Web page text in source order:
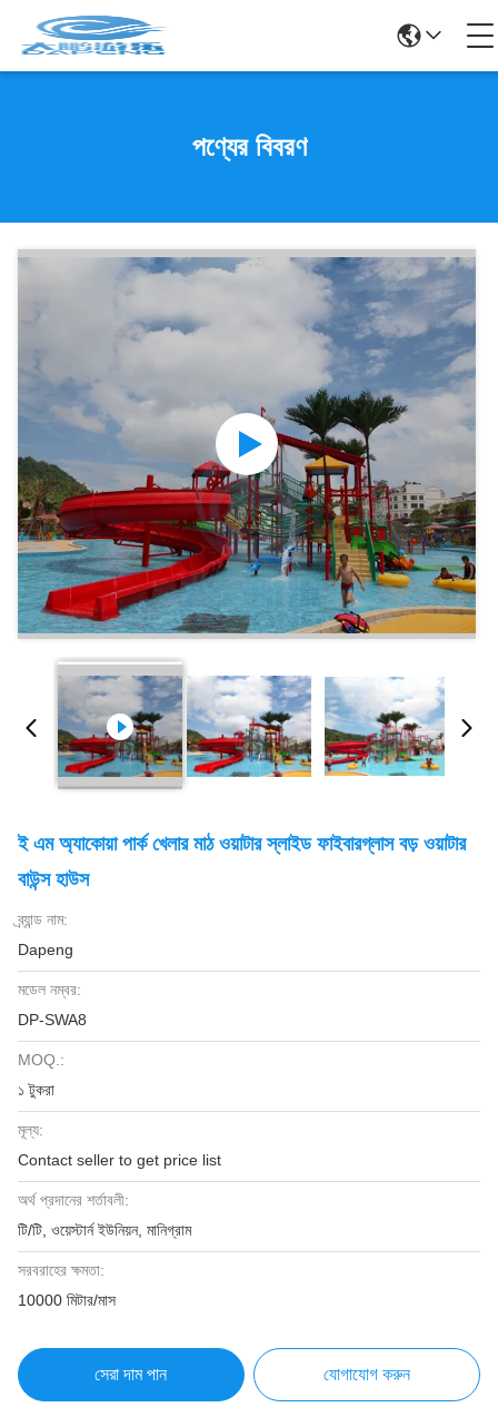
পণ্যের বিবরণ
ই এম অ্যাকোয়া পার্ক খেলার মাঠ ওয়াটার স্লাইড ফাইবারগ্লাস বড় ওয়াটার
বাউন্স হাউস
ব্র্যান্ড নাম:
Dapeng
মডেল নম্বর:
DP-SWA8
MOQ.:
১ টুকরা
মূল্য:
Contact seller to get price list
অর্থ প্রদানের শর্তাবলী:
টি/টি, ওয়েস্টার্ন ইউনিয়ন, মানিগ্রাম
সরবরাহের ক্ষমতা:
10000 মিটার/মাস
সেরা দাম পান যোগাযোগ করুন